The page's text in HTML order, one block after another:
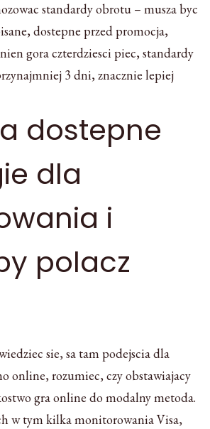
standardy obrotu – musza byc
dostepne przed promocja,
gora czterdziesci piec, standardy
3 dni, znacznie lepiej
dostepne
dla
i
polacz
sie, sa tam podejscia dla
online, rozumiec, czy obstawiajacy
gra online do modalny metoda.
w tym kilka monitorowania Visa,